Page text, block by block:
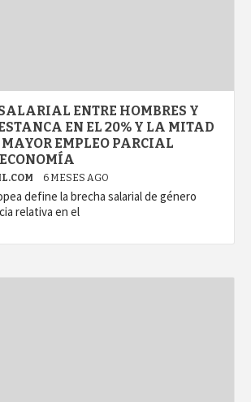
ENTRE HOMBRES Y
EN EL 20% Y LA MITAD
MAYOR EMPLEO PARCIAL
6 MESES AGO
define la brecha salarial de género
relativa en el